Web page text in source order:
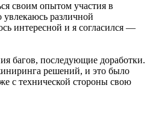
своим опытом участия в
различной
интересной и я согласился —
багов, последующие доработки.
решений, и это было
с технической стороны свою